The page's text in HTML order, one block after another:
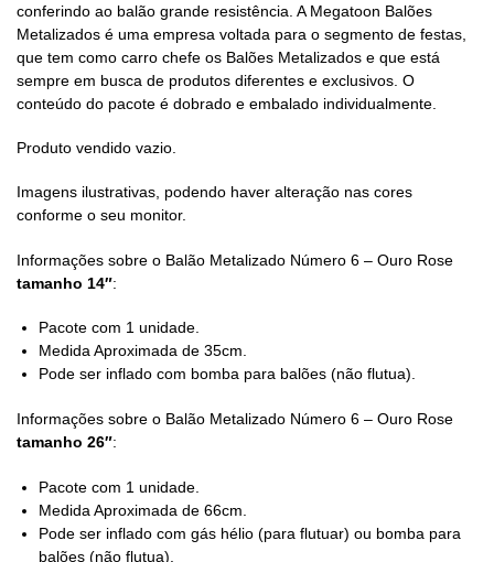
conferindo ao balão grande resistência. A Megatoon Balões
Metalizados é uma empresa voltada para o segmento de festas,
que tem como carro chefe os Balões Metalizados e que está
sempre em busca de produtos diferentes e exclusivos. O
conteúdo do pacote é dobrado e embalado individualmente.
Produto vendido vazio.
Imagens ilustrativas, podendo haver alteração nas cores
conforme o seu monitor.
Informações sobre o Balão Metalizado Número 6 – Ouro Rose
tamanho 14″:
Pacote com 1 unidade.
Medida Aproximada de 35cm.
Pode ser inflado com bomba para balões (não flutua).
Informações sobre o Balão Metalizado Número 6 – Ouro Rose
tamanho 26″:
Pacote com 1 unidade.
Medida Aproximada de 66cm.
Pode ser inflado com gás hélio (para flutuar) ou bomba para
balões (não flutua).